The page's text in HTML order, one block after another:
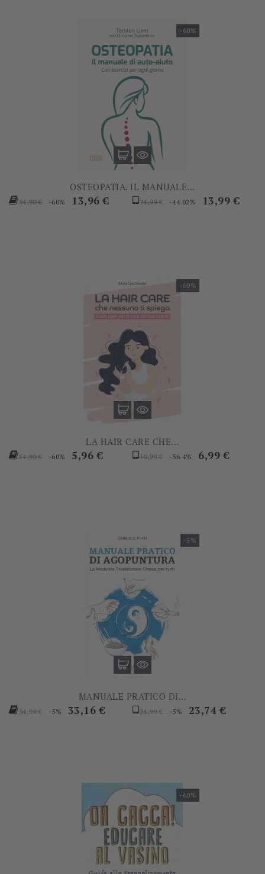
-60%
OSTEOPATIA. IL MANUALE...
Prezzo
34,90 € -60% Prezzo
13,96 €
Prezzo
24,99 € -44.02% Prezzo
13,99 €
-60%
LA HAIR CARE CHE...
Prezzo
14,90 € -60% Prezzo
5,96 €
Prezzo
10,99 € -36.4% Prezzo
6,99 €
-5%
MANUALE PRATICO DI...
Prezzo
34,90 € -5% Prezzo
33,16 €
Prezzo
24,99 € -5% Prezzo
23,74 €
-60%